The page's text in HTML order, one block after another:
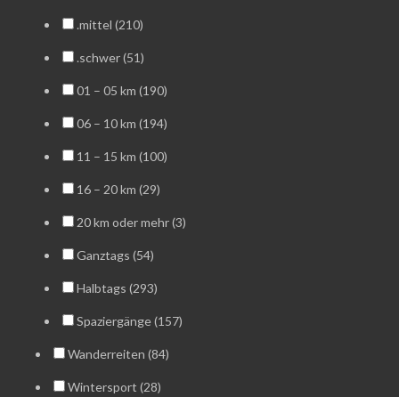
.mittel (210)
.schwer (51)
01 – 05 km (190)
06 – 10 km (194)
11 – 15 km (100)
16 – 20 km (29)
20 km oder mehr (3)
Ganztags (54)
Halbtags (293)
Spaziergänge (157)
Wanderreiten (84)
Wintersport (28)